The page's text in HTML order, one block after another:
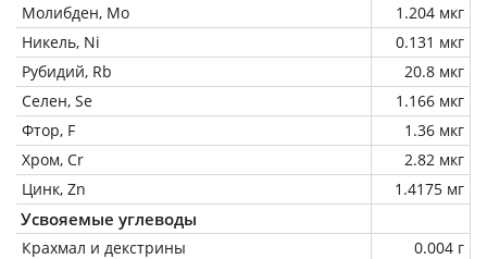
Молибден, Mo
1.204 мкг
Никель, Ni
0.131 мкг
Рубидий, Rb
20.8 мкг
Селен, Se
1.166 мкг
Фтор, F
1.36 мкг
Хром, Cr
2.82 мкг
Цинк, Zn
1.4175 мг
Усвояемые углеводы
Крахмал и декстрины
0.004 г